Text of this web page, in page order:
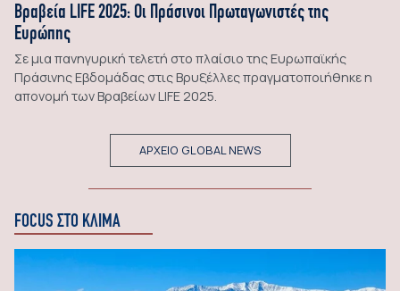
Βραβεία LIFE 2025: Οι Πράσινοι Πρωταγωνιστές της
Ευρώπης
Σε μια πανηγυρική τελετή στο πλαίσιο της Ευρωπαϊκής
Πράσινης Εβδομάδας στις Βρυξέλλες πραγματοποιήθηκε η
απονομή των Βραβείων LIFE 2025.
ΑΡΧΕΙΟ GLOBAL NEWS
FOCUS ΣΤΟ ΚΛΙΜΑ